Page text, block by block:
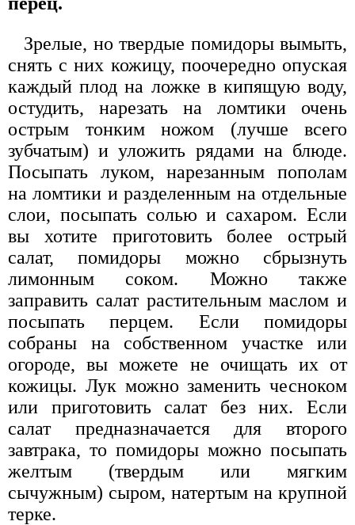
Зрелые, но твердые помидоры вымыть,
снять с них кожицу, поочередно опуская
каждый плод на ложке в кипящую воду,
остудить, нарезать на ломтики очень
острым тонким ножом (лучше всего
зубчатым) и уложить рядами на блюде.
Посыпать луком, нарезанным пополам
на ломтики и разделенным на отдельные
слои, посыпать солью и сахаром. Если
вы хотите приготовить более острый
салат, помидоры можно сбрызнуть
лимонным соком. Можно также
заправить салат растительным маслом и
посыпать перцем. Если помидоры
собраны на собственном участке или
огороде, вы можете не очищать их от
кожицы. Лук можно заменить чесноком
или приготовить салат без них. Если
салат предназначается для второго
завтрака, то помидоры можно посыпать
желтым (твердым или мягким
сычужным) сыром, натертым на крупной
терке.